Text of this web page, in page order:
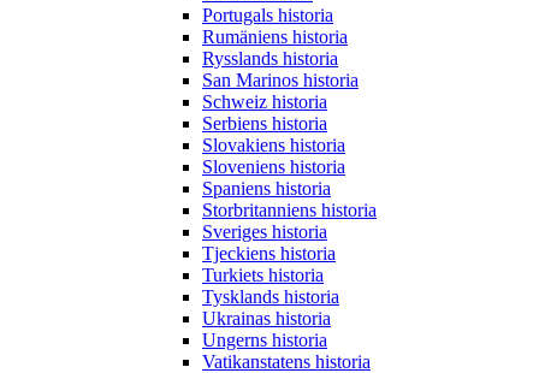
Portugals historia
Rumäniens historia
Rysslands historia
San Marinos historia
Schweiz historia
Serbiens historia
Slovakiens historia
Sloveniens historia
Spaniens historia
Storbritanniens historia
Sveriges historia
Tjeckiens historia
Turkiets historia
Tysklands historia
Ukrainas historia
Ungerns historia
Vatikanstatens historia